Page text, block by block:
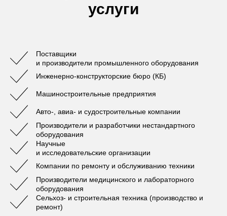
услуги
Поставщики
и производители промышленного оборудования
Инженерно-конструкторские бюро (КБ)
Машиностроительные предприятия
Авто-, авиа- и судостроительные компании
Производители и разработчики нестандартного
оборудования
Научные
и исследовательские организации
Компании по ремонту и обслуживанию техники
Производители медицинского и лабораторного
оборудования
Сельхоз- и строительная техника (производство и
ремонт)